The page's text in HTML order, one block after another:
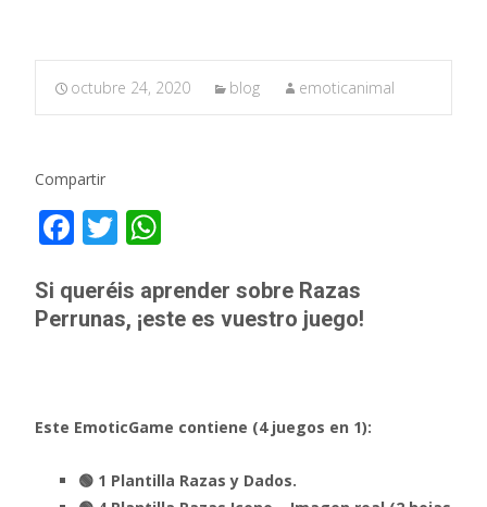
octubre 24, 2020 blog emoticanimal
Compartir
F
e
b
k
T
itt
er
at
s
p
Si queréis aprender sobre Razas
Perrunas, ¡este es vuestro juego!
Este EmoticGame contiene (4 juegos en 1):
🟢 1 Plantilla Razas y Dados.